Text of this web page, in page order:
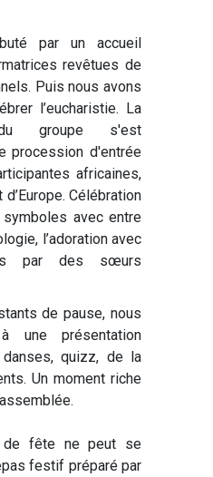
par un accueil
revêtues de
Puis nous avons
l’eucharistie. La
du groupe s'est
procession d'entrée
africaines,
Célébration
avec entre
l’adoration avec
par des sœurs
de pause, nous
une présentation
quizz, de la
Un moment riche
de fête ne peut se
festif préparé par